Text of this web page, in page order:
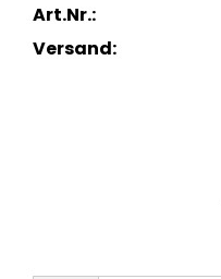
Art.Nr.:
Versand: